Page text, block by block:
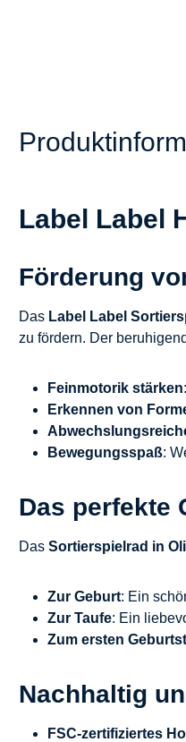
Label Label
Förderung
Das Label Label
zu fördern. Der
Feinmotorik stärken
Erkennen von
Bewegungsspaß:
Das perfekte
Das Sortierspielrad in
Zur Geburt: Ein
Zur Taufe: Ein
Zum ersten
Nachhaltig
FSC-zertifiziertes